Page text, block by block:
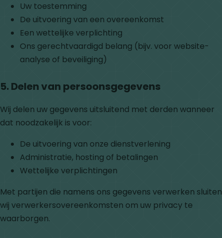
Uw toestemming
De uitvoering van een overeenkomst
Een wettelijke verplichting
Ons gerechtvaardigd belang (bijv. voor website-
analyse of beveiliging)
5. Delen van persoonsgegevens
Wij delen uw gegevens uitsluitend met derden wanneer
dat noodzakelijk is voor:
De uitvoering van onze dienstverlening
Administratie, hosting of betalingen
Wettelijke verplichtingen
Met partijen die namens ons gegevens verwerken sluiten
wij verwerkersovereenkomsten om uw privacy te
waarborgen.